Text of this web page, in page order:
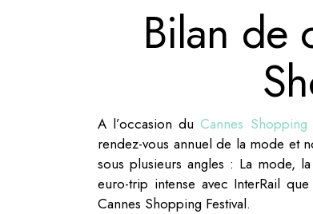
Bilan de
A l’occasion duCannes Shopping
rendez-vous annuel de la mode et
sous plusieurs angles : La mode,
euro-trip intense avec InterRail
Cannes Shopping Festival.